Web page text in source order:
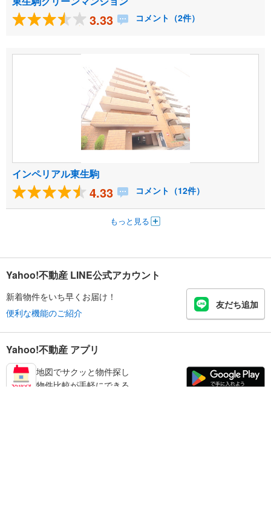
3.33 コメント（2件）
インペリアル東生駒
4.33 コメント（12件）
もっと見る
Yahoo!不動産 LINE公式アカウント
新着物件をいち早くお届け！
便利な機能のご紹介
友だち追加
Yahoo!不動産 アプリ
地図でサクッと物件探し
物件比較が手軽にできる